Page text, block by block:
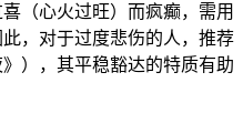
（心火过旺）而疯癫，需用
，对于过度悲伤的人，推荐
），其平稳豁达的特质有助